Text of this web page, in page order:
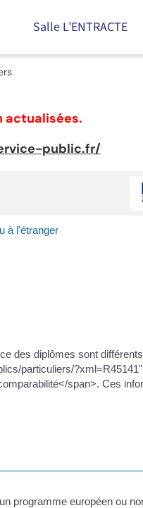
Salle L’ENTRACTE
actualisées.
public.fr/
à l'étranger
des diplômes sont
particuliers/
span>. Ces
programme européen ou